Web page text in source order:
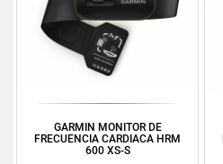
GARMIN MONITOR DE
FRECUENCIA CARDIACA HRM
600 XS-S